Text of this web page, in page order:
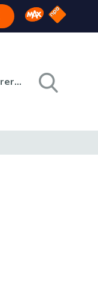
Omroep MAX
NPO
Registreren